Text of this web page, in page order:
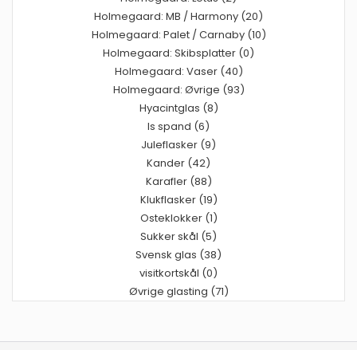
Holmegaard: MB / Harmony (20)
Holmegaard: Palet / Carnaby (10)
Holmegaard: Skibsplatter (0)
Holmegaard: Vaser (40)
Holmegaard: Øvrige (93)
Hyacintglas (8)
Is spand (6)
Juleflasker (9)
Kander (42)
Karafler (88)
Klukflasker (19)
Osteklokker (1)
Sukker skål (5)
Svensk glas (38)
visitkortskål (0)
Øvrige glasting (71)